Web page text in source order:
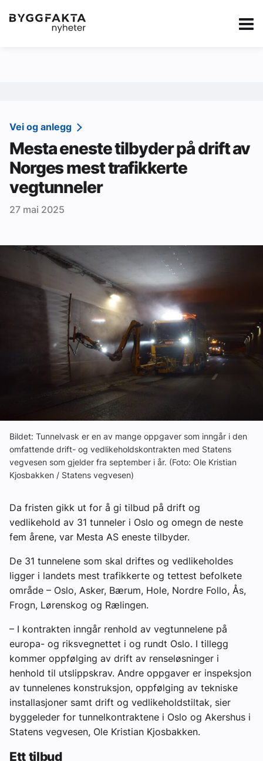
Kategorier Jobbmarkedet Annonsere i
Redaksjonen
Om Byggfakta
Annonsere
Abonnere
Tips oss
Ledige stillinger
Aktivitetskalender
Aktuelle prosjekter
Vei og anlegg
Mesta eneste tilbyder på drift av
Norges mest trafikkerte
vegtunneler
27 mai 2025
Bildet: Tunnelvask er en av mange oppgaver som inngår i den
omfattende drift- og vedlikeholdskontrakten med Statens
vegvesen som gjelder fra september i år. (Foto: Ole Kristian
Kjosbakken / Statens vegvesen)
Da fristen gikk ut for å gi tilbud på drift og
vedlikehold av 31 tunneler i Oslo og omegn de neste
fem årene, var Mesta AS eneste tilbyder.
De 31 tunnelene som skal driftes og vedlikeholdes
ligger i landets mest trafikkerte og tettest befolkete
område – Oslo, Asker, Bærum, Hole, Nordre Follo, Ås,
Frogn, Lørenskog og Rælingen.
– I kontrakten inngår renhold av vegtunnelene på
europa- og riksvegnettet i og rundt Oslo. I tillegg
kommer oppfølging av drift av renseløsninger i
henhold til utslippskrav. Andre oppgaver er inspeksjon
av tunnelenes konstruksjon, oppfølging av tekniske
installasjoner samt drift og vedlikeholdstiltak, sier
byggeleder for tunnelkontraktene i Oslo og Akershus i
Statens vegvesen, Ole Kristian Kjosbakken.
Ett tilbud